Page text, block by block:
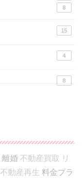
8
15
4
8
離婚 不動産買取 リ
不動産再生 料金プラ